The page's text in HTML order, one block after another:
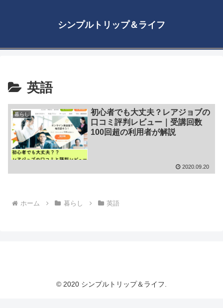
シンプルトリップ＆ライフ
英語
暮らし
初心者でも大丈夫？レアジョブの
口コミ評判レビュー｜受講回数
100回超の利用者が解説
2020.09.20
ホーム 暮らし 英語
© 2020 シンプルトリップ＆ライフ.